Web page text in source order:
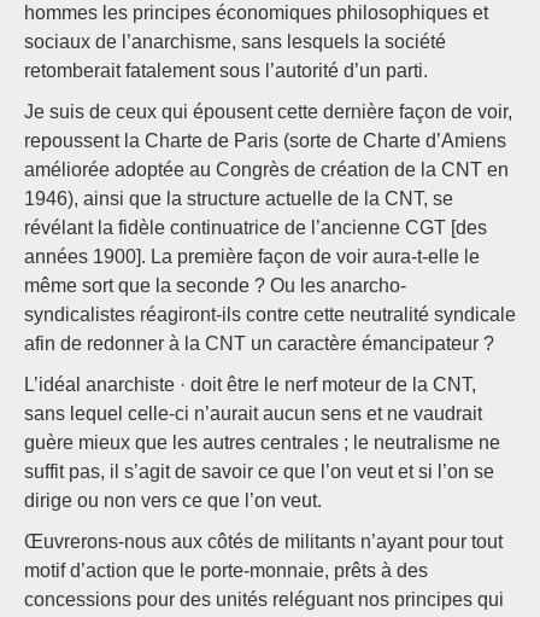
hommes les principes économiques philosophiques et
sociaux de l’anarchisme, sans lesquels la société
retomberait fatalement sous l’autorité d’un parti.
Je suis de ceux qui épousent cette dernière façon de voir,
repoussent la Charte de Paris (sorte de Charte d’Amiens
améliorée adoptée au Congrès de création de la CNT en
1946), ainsi que la structure actuelle de la CNT, se
révélant la fidèle continuatrice de l’ancienne CGT [des
années 1900]. La première façon de voir aura-t-elle le
même sort que la seconde ? Ou les anarcho-
syndicalistes réagiront-ils contre cette neutralité syndicale
afin de redonner à la CNT un caractère émancipateur ?
L’idéal anarchiste · doit être le nerf moteur de la CNT,
sans lequel celle-ci n’aurait aucun sens et ne vaudrait
guère mieux que les autres centrales ; le neutralisme ne
suffit pas, il s’agit de savoir ce que l’on veut et si l’on se
dirige ou non vers ce que l’on veut.
Œuvrerons-nous aux côtés de militants n’ayant pour tout
motif d’action que le porte-monnaie, prêts à des
concessions pour des unités reléguant nos principes qui